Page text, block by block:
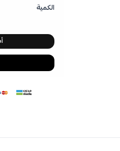
الكمية